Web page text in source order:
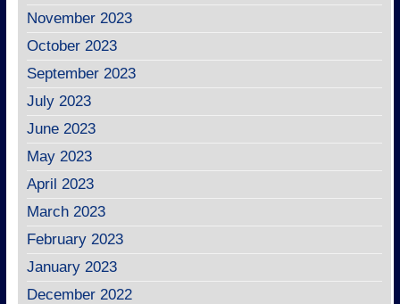
November 2023
October 2023
September 2023
July 2023
June 2023
May 2023
April 2023
March 2023
February 2023
January 2023
December 2022